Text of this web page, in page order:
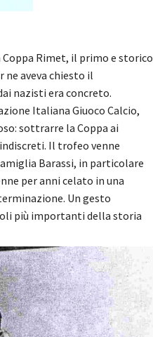
Coppa Rimet, il primo e storico
aveva chiesto il
nazisti era concreto.
Italiana Giuoco Calcio,
sottrarre la Coppa ai
Il trofeo venne
Barassi, in particolare
per anni celato in una
Un gesto
più importanti della storia